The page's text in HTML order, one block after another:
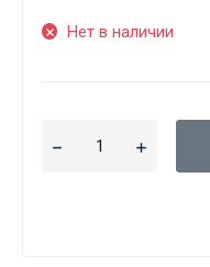
Нет в наличии